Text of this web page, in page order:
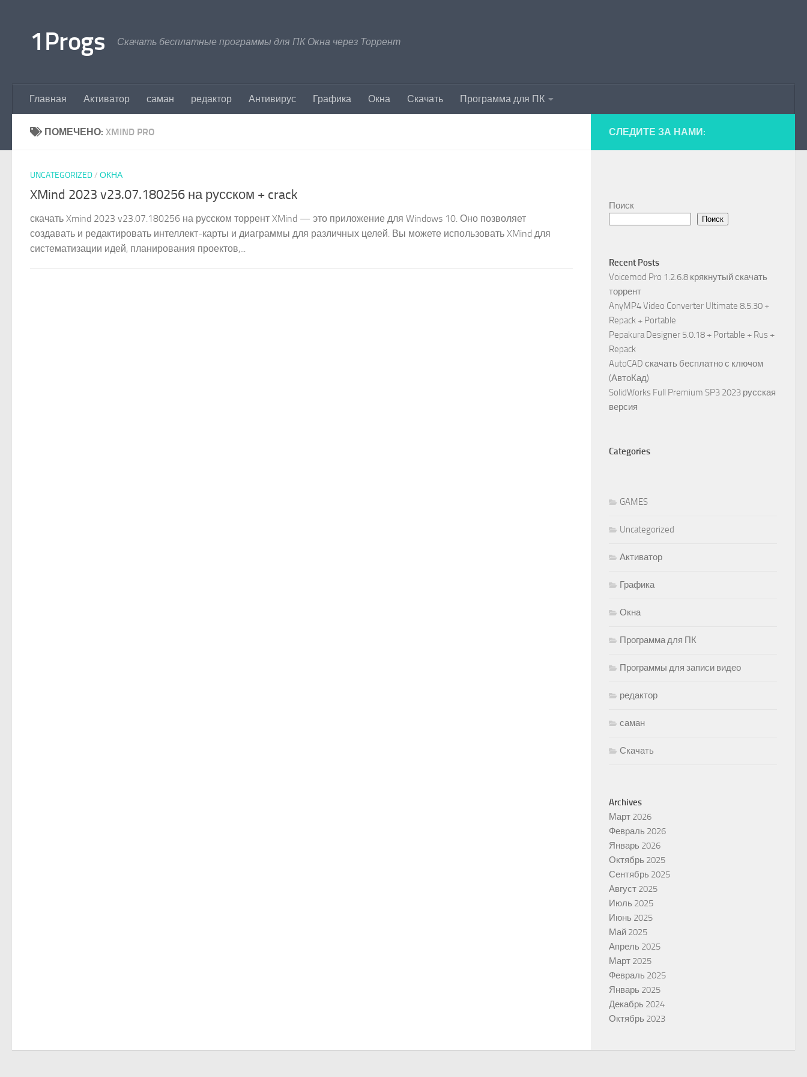
1Progs Скачать бесплатные программы для ПК Окна через Торрент
Главная Активатор саман редактор Антивирус Графика Окна Скачать Программа для ПК
ПОМЕЧЕНО: XMIND PRO
UNCATEGORIZED/ ОКНА
XMind 2023 v23.07.180256 на русском + crack
скачать Xmind 2023 v23.07.180256 на русском торрент XMind — это приложение для Windows 10. Оно позволяет
создавать и редактировать интеллект-карты и диаграммы для различных целей. Вы можете использовать XMind для
систематизации идей, планирования проектов,...
СЛЕДИТЕ ЗА НАМИ:
Поиск
Поиск
Recent Posts
Voicemod Pro 1.2.6.8 крякнутый скачать
торрент
AnyMP4 Video Converter Ultimate 8.5.30 +
Repack + Portable
Pepakura Designer 5.0.18 + Portable + Rus +
Repack
AutoCAD скачать бесплатно с ключом
(АвтоКад)
SolidWorks Full Premium SP3 2023 русская
версия
Categories
GAMES
Uncategorized
Активатор
Графика
Окна
Программа для ПК
Программы для записи видео
редактор
саман
Скачать
Archives
Март 2026
Февраль 2026
Январь 2026
Октябрь 2025
Сентябрь 2025
Август 2025
Июль 2025
Июнь 2025
Май 2025
Апрель 2025
Март 2025
Февраль 2025
Январь 2025
Декабрь 2024
Октябрь 2023